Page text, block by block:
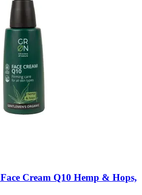
Face Cream Q10 Hemp & Hops,